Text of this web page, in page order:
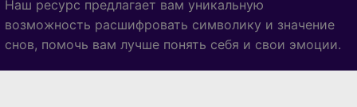
Наш ресурс предлагает вам уникальную
возможность расшифровать символику и значение
снов, помочь вам лучше понять себя и свои эмоции.